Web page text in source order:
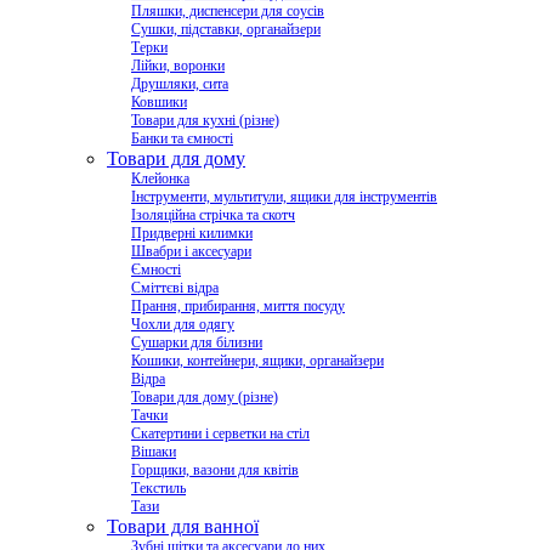
Пляшки, диспенсери для соусів
Сушки, підставки, органайзери
Терки
Лійки, воронки
Друшляки, сита
Ковшики
Товари для кухні (різне)
Банки та ємності
Товари для дому
Клейонка
Інструменти, мультитули, ящики для інструментів
Ізоляційна стрічка та скотч
Придверні килимки
Швабри і аксесуари
Ємності
Сміттєві відра
Прання, прибирання, миття посуду
Чохли для одягу
Сушарки для білизни
Кошики, контейнери, ящики, органайзери
Відра
Товари для дому (різне)
Тачки
Скатертини і серветки на стіл
Вішаки
Горщики, вазони для квітів
Текстиль
Тази
Товари для ванної
Зубні щітки та аксесуари до них